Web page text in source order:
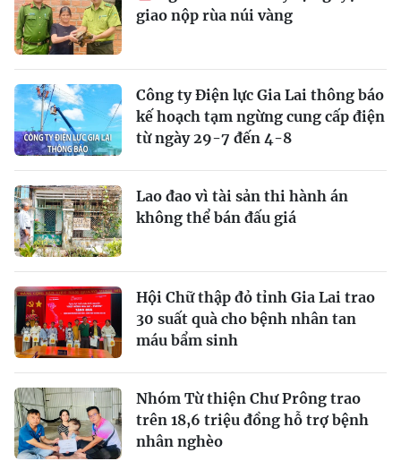
giao nộp rùa núi vàng
Công ty Điện lực Gia Lai thông báo
kế hoạch tạm ngừng cung cấp điện
từ ngày 29-7 đến 4-8
Lao đao vì tài sản thi hành án
không thể bán đấu giá
Hội Chữ thập đỏ tỉnh Gia Lai trao
30 suất quà cho bệnh nhân tan
máu bẩm sinh
Nhóm Từ thiện Chư Prông trao
trên 18,6 triệu đồng hỗ trợ bệnh
nhân nghèo